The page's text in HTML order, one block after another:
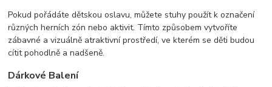
Pokud pořádáte dětskou oslavu, můžete stuhy použít k označení
různých herních zón nebo aktivit. Tímto způsobem vytvoříte
zábavné a vizuálně atraktivní prostředí, ve kterém se děti budou
cítit pohodlně a nadšeně.
Dárkové Balení